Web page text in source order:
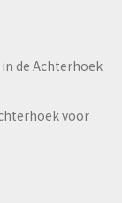
de Achterhoek
voor